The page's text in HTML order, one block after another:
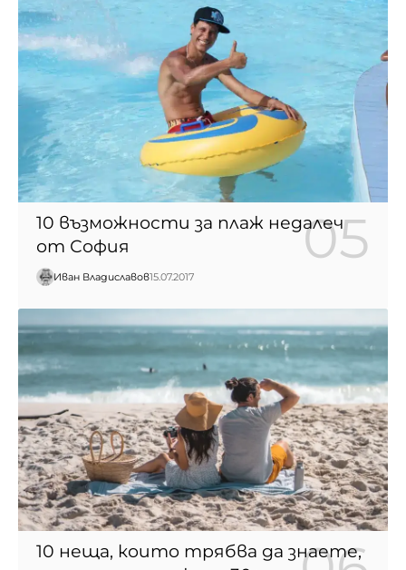
10 възможности за плаж недалеч
от София
Иван Владиславов15.07.2017
10 неща, които трябва да знаете,